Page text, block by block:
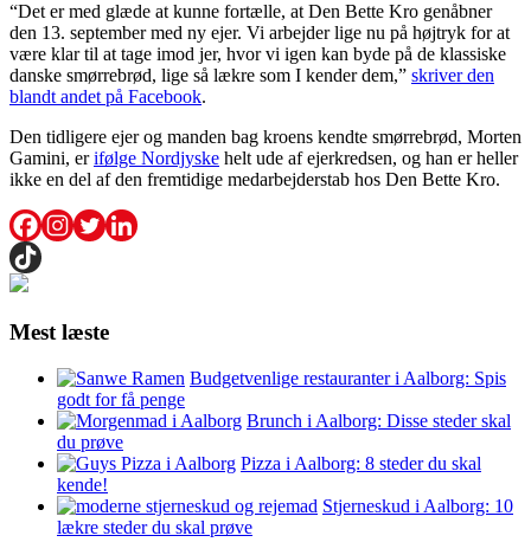
“Det er med glæde at kunne fortælle, at Den Bette Kro genåbner
den 13. september med ny ejer. Vi arbejder lige nu på højtryk for at
være klar til at tage imod jer, hvor vi igen kan byde på de klassiske
danske smørrebrød, lige så lækre som I kender dem,” skriver den
blandt andet på Facebook.
Den tidligere ejer og manden bag kroens kendte smørrebrød, Morten
Gamini, erifølge Nordjyske helt ude af ejerkredsen, og han er heller
ikke en del af den fremtidige medarbejderstab hos Den Bette Kro.
Mest læste
Budgetvenlige restauranter i Aalborg: Spis
godt for få penge
Brunch i Aalborg: Disse steder skal
du prøve
Pizza i Aalborg: 8 steder du skal
kende!
Stjerneskud i Aalborg: 10
lækre steder du skal prøve